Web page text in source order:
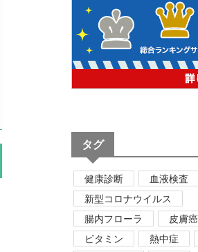
タグ
健康診断
血液検査
新型コロナウイルス
腸内フローラ
皮膚癌
ビタミン
熱中症